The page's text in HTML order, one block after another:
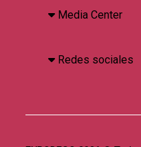
Media Center
Redes sociales